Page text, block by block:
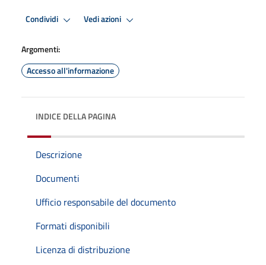
Condividi Vedi azioni
Argomenti:
Accesso all'informazione
INDICE DELLA PAGINA
Descrizione
Documenti
Ufficio responsabile del documento
Formati disponibili
Licenza di distribuzione